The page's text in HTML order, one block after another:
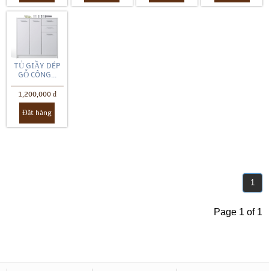
TỦ GIẦY DÉP
GỖ CÔNG...
1,200,000 đ
Đặt hàng
1
Page 1 of 1